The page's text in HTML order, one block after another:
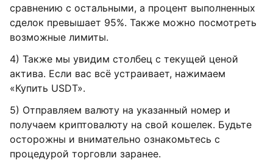
сравнению с остальными, а процент выполненных
сделок превышает 95%. Также можно посмотреть
возможные лимиты.
4) Также мы увидим столбец с текущей ценой
актива. Если вас всё устраивает, нажимаем
«Купить USDT».
5) Отправляем валюту на указанный номер и
получаем криптовалюту на свой кошелек. Будьте
осторожны и внимательно ознакомьтесь с
процедурой торговли заранее.